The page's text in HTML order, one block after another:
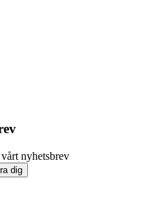
nyhetsbrev
dig